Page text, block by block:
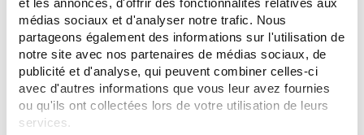
médias sociaux et d'analyser notre trafic. Nous
partageons également des informations sur l'utilisation de
notre site avec nos partenaires de médias sociaux, de
publicité et d'analyse, qui peuvent combiner celles-ci
avec d'autres informations que vous leur avez fournies
ou qu'ils ont collectées lors de votre utilisation de leurs
services.
SYNTHOLKINE
SYNTHOLKINE PATCHS FLEXIBLES
SYNTHOLKINE